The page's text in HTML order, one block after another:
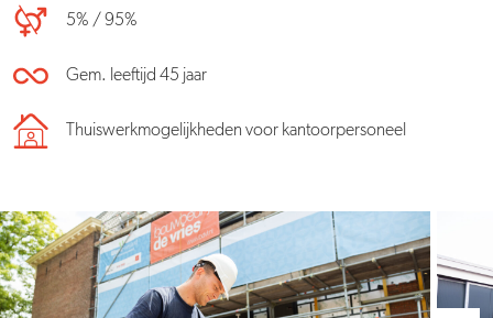
5% / 95%
Gem. leeftijd 45 jaar
Thuiswerkmogelijkheden voor kantoorpersoneel